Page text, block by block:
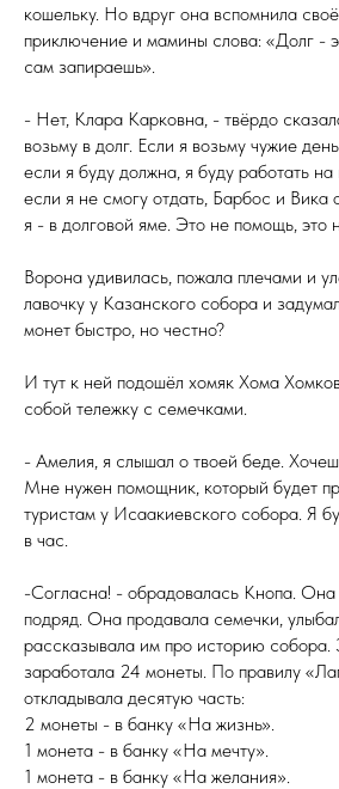
кошельку. Но вдруг она вспомнила
приключение и мамины слова: «Долг -
сам запираешь».
- Нет, Клара Карковна, - твёрдо
возьму в долг. Если я возьму чужие
если я буду должна, я буду работать
если я не смогу отдать, Барбос и Вика
я - в долговой яме. Это не помощь, это
Ворона удивилась, пожала плечами и
лавочку у Казанского собора и
монет быстро, но честно?
И тут к ней подошёл хомяк Хома
собой тележку с семечками.
- Амелия, я слышал о твоей беде.
Мне нужен помощник, который будет
туристам у Исаакиевского собора. Я
в час.
-Согласна! - обрадовалась Кнопа. Она
подряд. Она продавала семечки,
рассказывала им про историю собора.
заработала 24 монеты. По правилу
откладывала десятую часть:
2 монеты - в банку «На жизнь».
1 монета - в банку «На мечту».
1 монета - в банку «На желания».